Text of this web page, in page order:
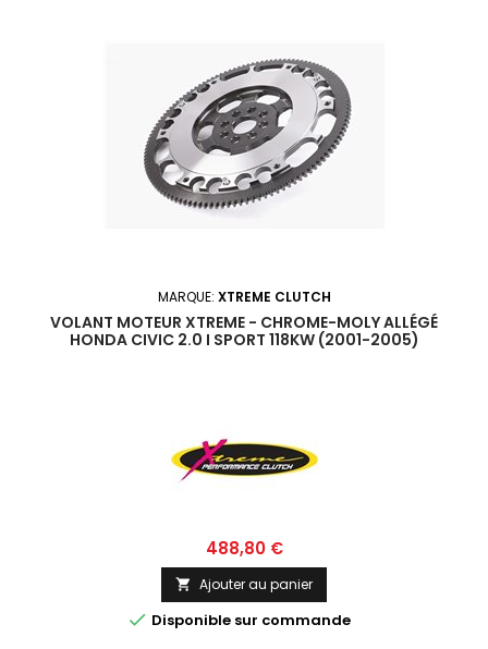
MARQUE: XTREME CLUTCH
VOLANT MOTEUR XTREME - CHROME-MOLY ALLÉGÉ
HONDA CIVIC 2.0 I SPORT 118KW (2001-2005)
Prix
488,80 €
 Ajouter au panier
 Disponible sur commande